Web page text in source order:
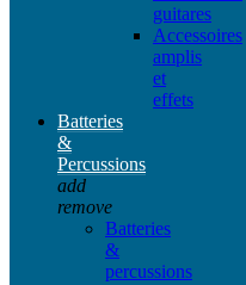
guitares
Accessoires
amplis
et
effets
Batteries
&
Percussions
add
remove
Batteries
&
percussions